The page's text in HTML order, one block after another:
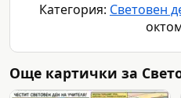
Категория: Световен
Още картички за